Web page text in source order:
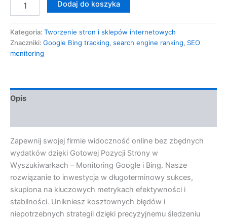
Dodaj do koszyka
Kategoria: Tworzenie stron i sklepów internetowych
Znaczniki: Google Bing tracking, search engine ranking, SEO
monitoring
Opis
Zapewnij swojej firmie widoczność online bez zbędnych
wydatków dzięki Gotowej Pozycji Strony w
Wyszukiwarkach – Monitoring Google i Bing. Nasze
rozwiązanie to inwestycja w długoterminowy sukces,
skupiona na kluczowych metrykach efektywności i
stabilności. Unikniesz kosztownych błędów i
niepotrzebnych strategii dzięki precyzyjnemu śledzeniu